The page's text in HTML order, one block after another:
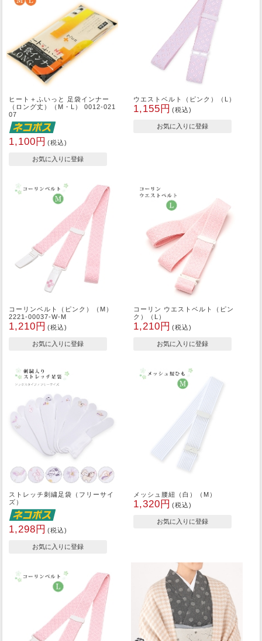
ヒート＋ふいっと 足袋インナー
（ロング丈）（M・L） 0012-021
07
1,100円 (税込)
ウエストベルト（ピンク）（L）
1,155円 (税込)
コーリンベルト（ピンク）（M）
2221-00037-W-M
1,210円 (税込)
コーリン ウエストベルト（ピン
ク）（L）
1,210円 (税込)
ストレッチ刺繍足袋（フリーサイ
ズ）
1,298円 (税込)
メッシュ腰紐（白）（M）
1,320円 (税込)